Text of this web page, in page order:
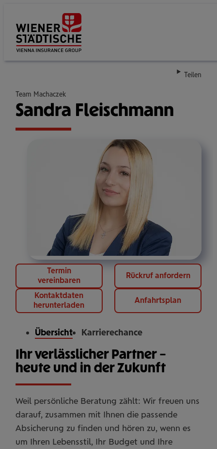
Teilen
Team Machaczek
Sandra Fleischmann
Termin
vereinbaren
Rückruf anfordern
Kontaktdaten
herunterladen
Anfahrtsplan
Übersicht Karrierechance
Ihr verlässlicher Partner –
heute und in der Zukunft
Weil persönliche Beratung zählt: Wir freuen uns
darauf, zusammen mit Ihnen die passende
Absicherung zu finden und hören zu, wenn es
um Ihren Lebensstil, Ihr Budget und Ihre